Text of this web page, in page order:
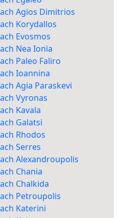
Agios Dimitrios
Korydallos
Evosmos
Nea Ionia
Paleo Faliro
Ioannina
Agia Paraskevi
Vyronas
Kavala
Galatsi
Rhodos
Serres
Alexandroupolis
Chania
Chalkida
Petroupolis
Katerini